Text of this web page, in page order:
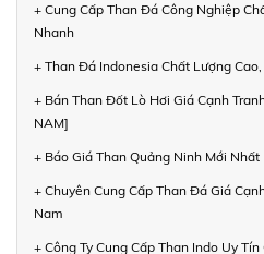
+ Cung Cấp Than Đá Công Nghiệp
Nhanh
+ Than Đá Indonesia Chất Lượng
+ Bán Than Đốt Lò Hơi Giá Cạnh
NAM]
+ Báo Giá Than Quảng Ninh Mới Nhất
+ Chuyên Cung Cấp Than Đá Giá
Nam
+ Công Ty Cung Cấp Than Indo Uy